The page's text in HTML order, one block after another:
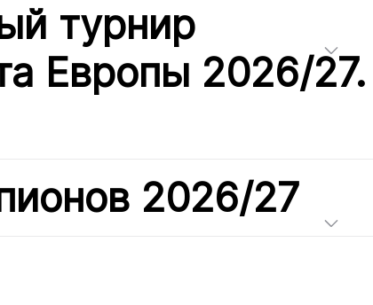
турнир
Европы 2026/27.
2026/27